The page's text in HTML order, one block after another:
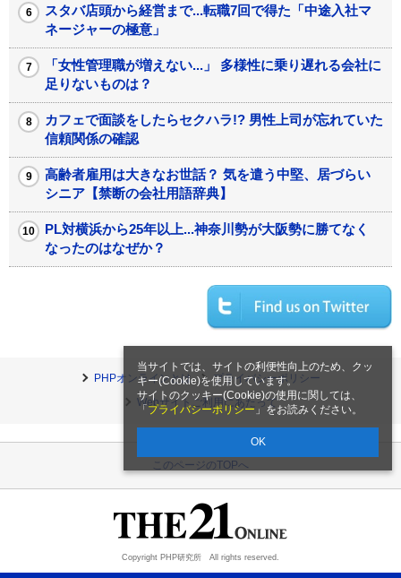
当サイトでは、サイトの利便性向上のため、クッ
キー(Cookie)を使用しています。
サイトのクッキー(Cookie)の使用に関しては、
「 プライバシーポリシー 」をお読みください。
OK
スタバ店頭から経営まで...転職7回で得た「中途入社マ
ネージャーの極意」
「女性管理職が増えない...」 多様性に乗り遅れる会社に
足りないものは？
カフェで面談をしたらセクハラ!? 男性上司が忘れていた
信頼関係の確認
高齢者雇用は大きなお世話？ 気を遣う中堅、居づらい
シニア【禁断の会社用語辞典】
PL対横浜から25年以上...神奈川勢が大阪勢に勝てなく
なったのはなぜか？
PHPオンラインとは
プライバシーポリシー
Webサイトご利用にあたって
このページのTOPへ
Copyright PHP研究所 All rights reserved.